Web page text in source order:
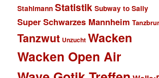
Stahlmann Statistik Subway to Sally
Super Schwarzes Mannheim
Tanzwut Unzucht Wacken
Wacken Open Air